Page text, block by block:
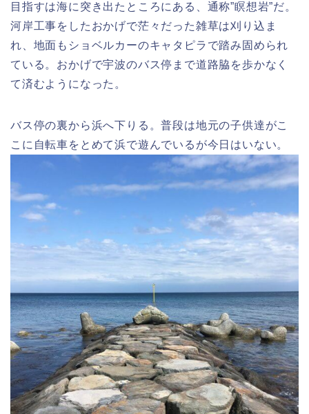
目指すは海に突き出たところにある、通称”瞑想岩”だ。
河岸工事をしたおかげで茫々だった雑草は刈り込ま
れ、地面もショベルカーのキャタピラで踏み固められ
ている。おかげで宇波のバス停まで道路脇を歩かなく
て済むようになった。
バス停の裏から浜へ下りる。普段は地元の子供達がこ
こに自転車をとめて浜で遊んでいるが今日はいない。